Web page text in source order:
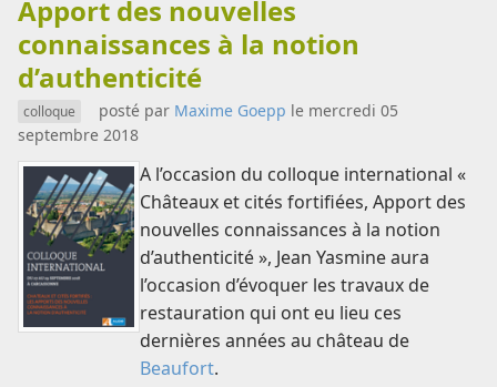
Apport des nouvelles
connaissances à la notion
d’authenticité
colloque posté par Maxime Goepp le mercredi 05
septembre 2018
A l’occasion du colloque international «
Châteaux et cités fortifiées, Apport des
nouvelles connaissances à la notion
d’authenticité », Jean Yasmine aura
l’occasion d’évoquer les travaux de
restauration qui ont eu lieu ces
dernières années au château de
Beaufort.